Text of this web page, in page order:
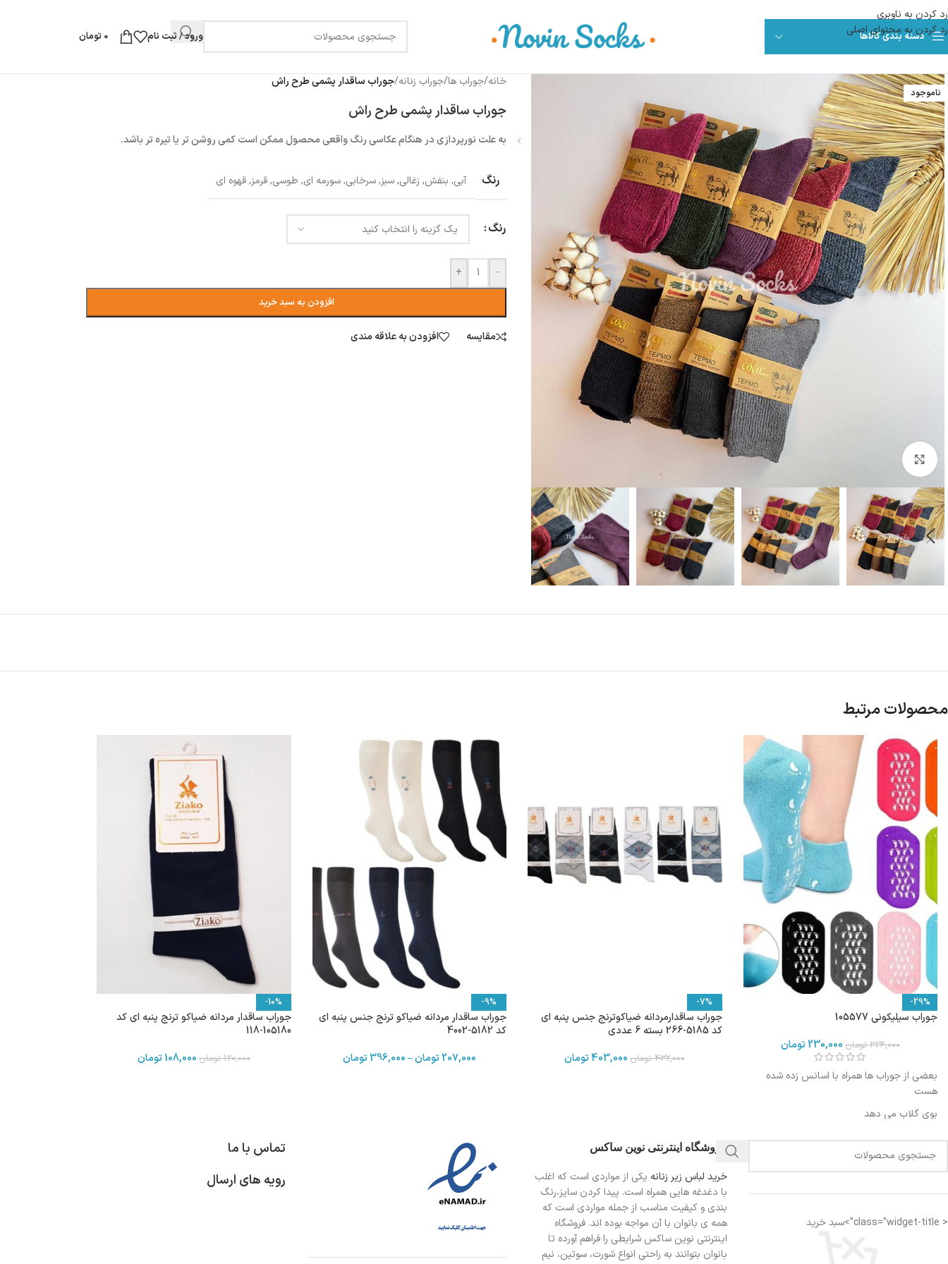
رد کردن به ناوبری
رد کردن به محتوای اصلی
دسته بندی کالاها ورود / ثبت نام 0 تومان
ناموجود
خانه/جوراب ها/جوراب زنانه/جوراب ساقدار پشمی طرح راش
جوراب ساقدار پشمی طرح راش
به علت نورپردازی در هنگام عکاسی رنگ واقعی محصول ممکن است کمی روشن تر یا تیره تر باشد.
رنگ آبی, بنفش, زغالی,سبز,سرخابی,سورمه ای, طوسی,قرمز,قهوه ای
رنگ
-
+
افزودن به سبد خرید
مقایسه افزودن به علاقه مندی
محصولات مرتبط
-29%
جوراب سیلیکونی 105577
324,000 تومان 230,000 تومان
بعضی از جوراب ها همراه با اسانس زده شده
هست
بوی گلاب می دهد
-7%
جوراب ساقدارمردانه ضیاکوترنج جنس پنبه ای
کد 5185-266 بسته 6 عددی
432,000 تومان 403,000تومان
-9%
جوراب ساقدار مردانه ضیاکو ترنج جنس پنبه ای
کد 5182-4002
207,000 تومان–
396,000 تومان
-10%
جوراب ساقدار مردانه ضیاکو ترنج پنبه ای کد
105180-118
120,000 تومان 108,000تومان
< class="widget-title">سبد خرید
فروشگاه اینترنتی نوین ساکس
خرید لباس زیر زنانه یکی از مواردی است که اغلب
با دغدغه هایی همراه است. پیدا کردن سایز،رنگ
بندی و کیفیت مناسب از جمله مواردی است که
همه ی بانوان با آن مواجه بوده اند. فروشگاه
اینترنتی نوین ساکس شرایطی را فراهم آورده تا
بانوان بتوانند به راحتی انواع شورت، سوتین، نیم
تماس با ما
رویه های ارسال